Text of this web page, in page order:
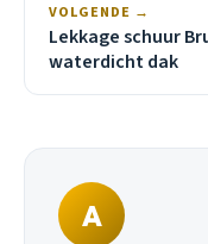
VOLGENDE →
Lekkage schuur
waterdicht dak
A